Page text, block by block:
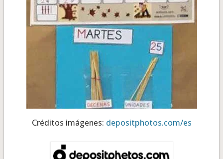
Créditos imágenes: depositphotos.com/es